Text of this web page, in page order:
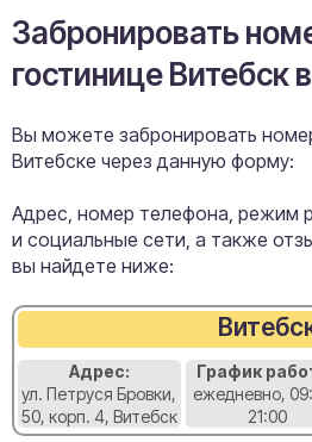
Забронировать
гостинице Витебск
Вы можете забронировать
Витебске через данную форму:
Адрес, номер телефона, режим
и социальные сети, а также
вы найдете ниже:
Адрес:
ул. Петруся Бровки,
50, корп. 4, Витебск
График
ежедневно,
21:00